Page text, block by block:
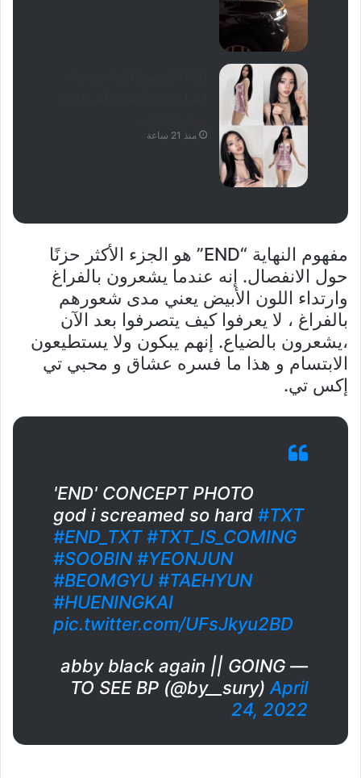
منذ 21 ساعة
مفهوم النهاية “END” هو الجزء الأكثر حزنًا
حول الانفصال. إنه عندما يشعرون بالفراغ
وارتداء اللون الأبيض يعني مدى شعورهم
بالفراغ ، لا يعرفوا كيف يتصرفوا بعد الآن
،يشعرون بالضياع. إنهم يبكون ولا يستطيعون
الابتسام و هذا ما فسره عشاق و محبي تي
إكس تي.
'END' CONCEPT PHOTO
god i screamed so hard #TXT
#END_TXT #TXT_IS_COMING
#SOOBIN #YEONJUN
#BEOMGYU #TAEHYUN
#HUENINGKAI
pic.twitter.com/UFsJkyu2BD
— abby black again || GOING
TO SEE BP (@by__sury)April
24, 2022